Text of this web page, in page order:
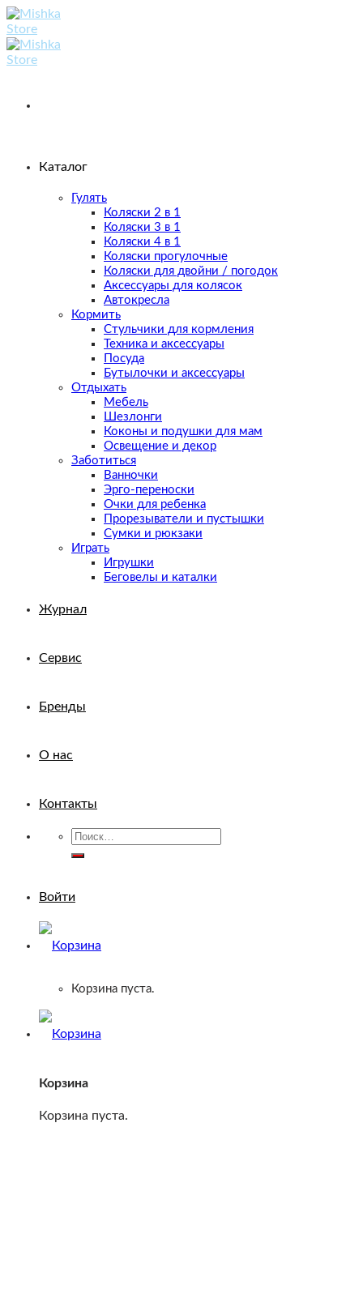
Skip
to
content
Каталог
Гулять
Коляски 2 в 1
Коляски 3 в 1
Коляски 4 в 1
Коляски прогулочные
Коляски для двойни / погодок
Аксессуары для колясок
Автокресла
Кормить
Стульчики для кормления
Техника и аксессуары
Посуда
Бутылочки и аксессуары
Отдыхать
Мебель
Шезлонги
Коконы и подушки для мам
Освещение и декор
Заботиться
Ванночки
Эрго-переноски
Очки для ребенка
Прорезыватели и пустышки
Сумки и рюкзаки
Играть
Игрушки
Беговелы и каталки
Журнал
Сервис
Бренды
О нас
Контакты
Искать:
Войти
Корзина пуста.
Корзина
Корзина пуста.